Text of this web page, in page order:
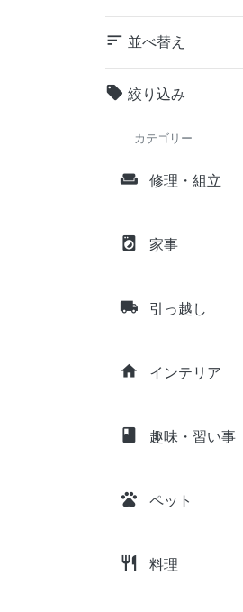
sort 並べ替え
local_offer 絞り込み
カテゴリー
weekend 修理・組立
local_laundry_service 家事
local_shipping 引っ越し
home インテリア
class 趣味・習い事
pets ペット
restaurant 料理